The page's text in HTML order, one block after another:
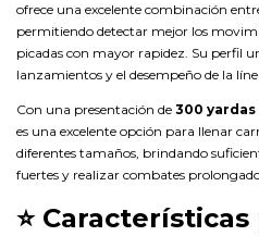
ofrece una excelente combinación
permitiendo detectar mejor los
picadas con mayor rapidez. Su perfil
lanzamientos y el desempeño de la
Con una presentación de 300 yardas
es una excelente opción para llenar
diferentes tamaños, brindando
fuertes y realizar combates
⭐